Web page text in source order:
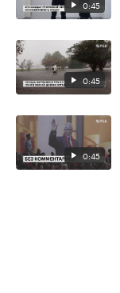
0:45
0:45
0:45